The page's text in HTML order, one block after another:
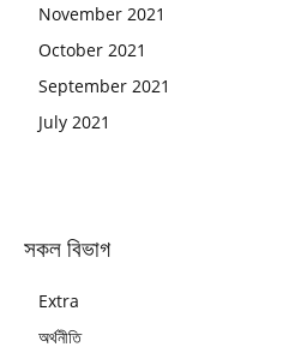
November 2021
October 2021
September 2021
July 2021
সকল বিভাগ
Extra
অর্থনীতি